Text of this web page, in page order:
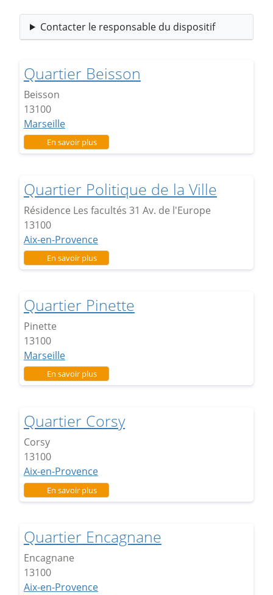
Contacter le responsable du dispositif
Quartier Beisson
Beisson
13100
Marseille
En savoir plussur Quartier Beisson
Quartier Politique de la Ville
Résidence Les facultés 31 Av. de l'Europe
13100
Aix-en-Provence
En savoir plussur Quartier Politique de la Ville
Quartier Pinette
Pinette
13100
Marseille
En savoir plussur Quartier Pinette
Quartier Corsy
Corsy
13100
Aix-en-Provence
En savoir plussur Quartier Corsy
Quartier Encagnane
Encagnane
13100
Aix-en-Provence